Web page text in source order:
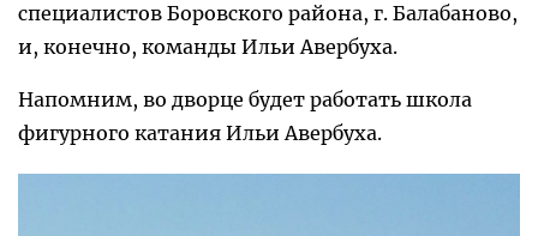
специалистов Боровского района, г. Балабаново,
и, конечно, команды Ильи Авербуха.
Напомним, во дворце будет работать школа
фигурного катания Ильи Авербуха.